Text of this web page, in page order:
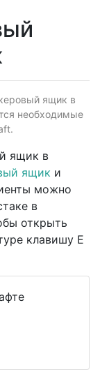
ящик в
необходимые
ящик в
ящик и
можно
в
открыть
клавишу E